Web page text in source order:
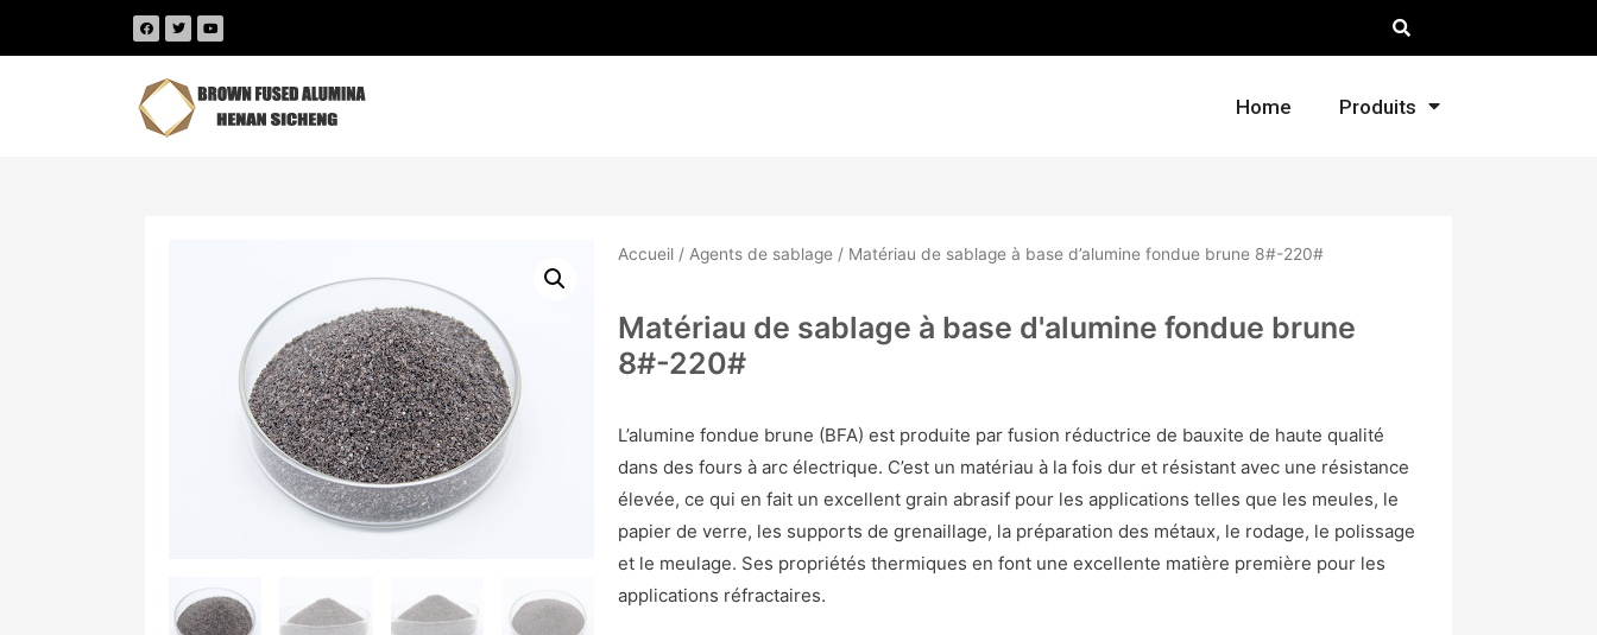
Home Produits
Accueil / Agents de sablage / Matériau de sablage à base d’alumine fondue brune 8#-220#
Matériau de sablage à base d'alumine fondue brune
8#-220#
L’alumine fondue brune (BFA) est produite par fusion réductrice de bauxite de haute qualité
dans des fours à arc électrique. C’est un matériau à la fois dur et résistant avec une résistance
élevée, ce qui en fait un excellent grain abrasif pour les applications telles que les meules, le
papier de verre, les supports de grenaillage, la préparation des métaux, le rodage, le polissage
et le meulage. Ses propriétés thermiques en font une excellente matière première pour les
applications réfractaires.